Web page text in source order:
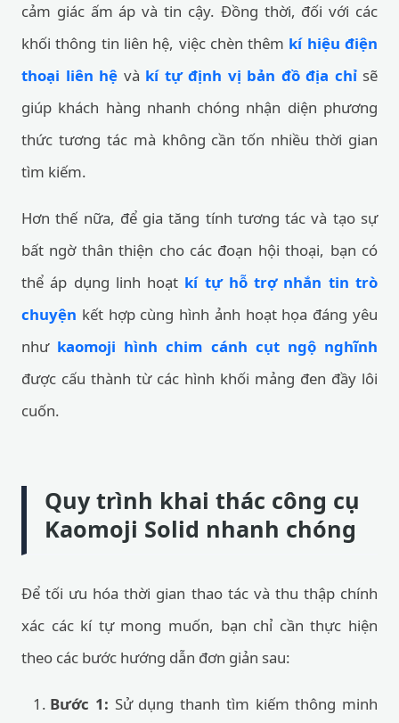
cảm giác ấm áp và tin cậy. Đồng thời, đối với các
khối thông tin liên hệ, việc chèn thêm kí hiệu điện
thoại liên hệ và kí tự định vị bản đồ địa chỉsẽ
giúp khách hàng nhanh chóng nhận diện phương
thức tương tác mà không cần tốn nhiều thời gian
tìm kiếm.
Hơn thế nữa, để gia tăng tính tương tác và tạo sự
bất ngờ thân thiện cho các đoạn hội thoại, bạn có
thể áp dụng linh hoạt kí tự hỗ trợ nhắn tin trò
chuyện kết hợp cùng hình ảnh hoạt họa đáng yêu
như kaomoji hình chim cánh cụt ngộ nghĩnh
được cấu thành từ các hình khối mảng đen đầy lôi
cuốn.
Quy trình khai thác công cụ
Kaomoji Solid nhanh chóng
Để tối ưu hóa thời gian thao tác và thu thập chính
xác các kí tự mong muốn, bạn chỉ cần thực hiện
theo các bước hướng dẫn đơn giản sau:
Bước 1: Sử dụng thanh tìm kiếm thông minh